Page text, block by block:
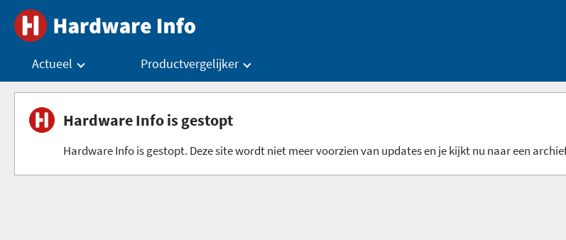
Actueel Productvergelijker
Hardware Info is gestopt
Hardware Info is gestopt. Deze site wordt niet meer voorzien van updates en je kijkt nu naar een